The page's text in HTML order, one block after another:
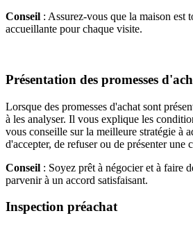
Conseil : Assurez-vous que la maison est
accueillante pour chaque visite.
Présentation des promesses
Lorsque des promesses d'achat sont
à les analyser. Il vous explique les
vous conseille sur la meilleure stratégie à
d'accepter, de refuser ou de présenter une
Conseil : Soyez prêt à négocier et à faire
parvenir à un accord satisfaisant.
Inspection préachat